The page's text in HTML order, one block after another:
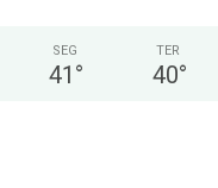
SEG
41 °
TER
40°